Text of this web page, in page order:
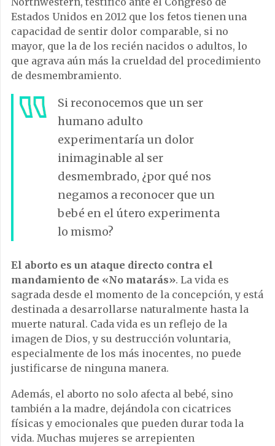
Estados Unidos en 2012 que los fetos tienen una
capacidad de sentir dolor comparable, si no
mayor, que la de los recién nacidos o adultos, lo
que agrava aún más la crueldad del procedimiento
de desmembramiento.
Si reconocemos que un ser
humano adulto
experimentaría un dolor
inimaginable al ser
desmembrado, ¿por qué nos
negamos a reconocer que un
bebé en el útero experimenta
lo mismo?
El aborto es un ataque directo contra el
mandamiento de «No matarás». La vida es
sagrada desde el momento de la concepción, y está
destinada a desarrollarse naturalmente hasta la
muerte natural. Cada vida es un reflejo de la
imagen de Dios, y su destrucción voluntaria,
especialmente de los más inocentes, no puede
justificarse de ninguna manera.
Además, el aborto no solo afecta al bebé, sino
también a la madre, dejándola con cicatrices
físicas y emocionales que pueden durar toda la
vida. Muchas mujeres se arrepienten